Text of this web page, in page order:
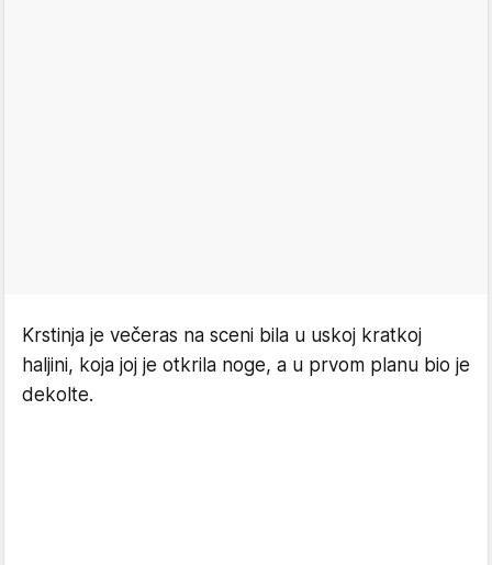
Krstinja je večeras na sceni bila u uskoj kratkoj
haljini, koja joj je otkrila noge, a u prvom planu bio je
dekolte.